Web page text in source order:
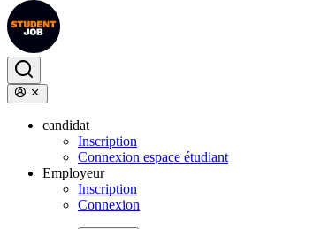
candidat
Inscription
Connexion espace étudiant
Employeur
Inscription
Connexion